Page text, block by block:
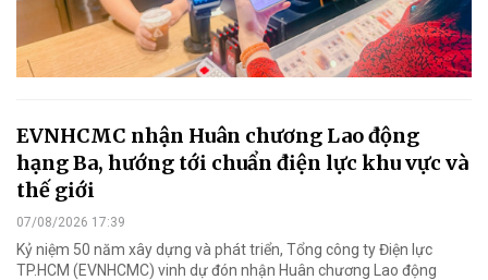
EVNHCMC nhận Huân chương Lao động
hạng Ba, hướng tới chuẩn điện lực khu vực và
thế giới
07/08/2026 17:39
Kỷ niệm 50 năm xây dựng và phát triển, Tổng công ty Điện lực
TP.HCM (EVNHCMC) vinh dự đón nhận Huân chương Lao động